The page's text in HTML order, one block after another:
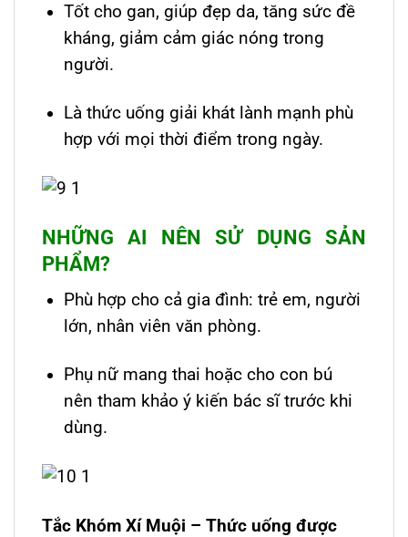
Tốt cho gan, giúp đẹp da, tăng sức đề
kháng, giảm cảm giác nóng trong
người.
Là thức uống giải khát lành mạnh phù
hợp với mọi thời điểm trong ngày.
NHỮNG AI NÊN SỬ DỤNG SẢN
PHẨM?
Phù hợp cho cả gia đình: trẻ em, người
lớn, nhân viên văn phòng.
Phụ nữ mang thai hoặc cho con bú
nên tham khảo ý kiến bác sĩ trước khi
dùng.
Tắc Khóm Xí Muội – Thức uống được